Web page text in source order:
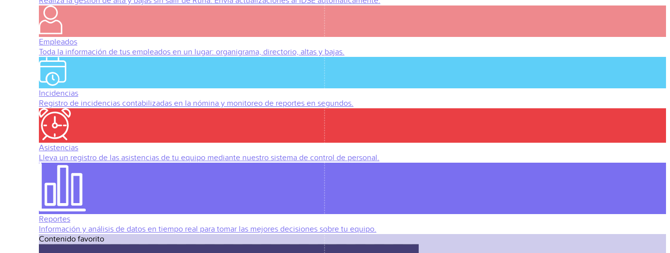
Empleados
Toda la información de tus empleados en un lugar: organigrama, directorio, altas y bajas.
Incidencias
Registro de incidencias contabilizadas en la nómina y monitoreo de reportes en segundos.
Asistencias
Lleva un registro de las asistencias de tu equipo mediante nuestro sistema de control de personal.
Reportes
Información y análisis de datos en tiempo real para tomar las mejores decisiones sobre tu equipo.
Contenido favorito